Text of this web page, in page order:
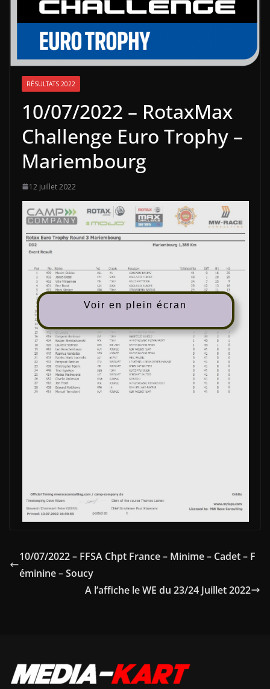
RÉSULTATS 2022
10/07/2022 – RotaxMax
Challenge Euro Trophy –
Mariembourg
12 juillet 2022
Voir en plein écran
10/07/2022 – FFSA Chpt France – Minime – Cadet – F
éminine – Soucy
A l’affiche le WE du 23/24 Juillet 2022